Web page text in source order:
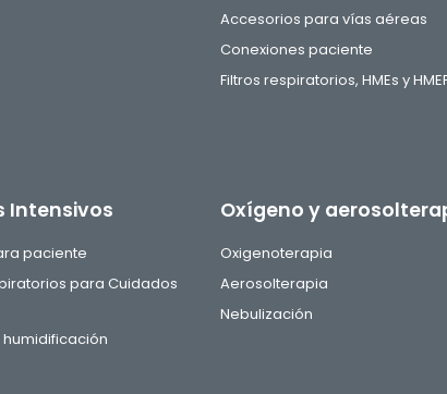
Accesorios para vías aéreas
Conexiones paciente
Filtros respiratorios, HMEs y
Intensivos
paciente
para Cuidados
Oxígeno y
Oxigenoterapia
Aerosolterapia
Nebulización